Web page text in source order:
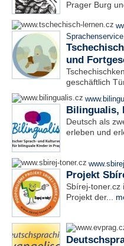
Prager Burg
Sprachenservice
und
geschäftlich
Bilingualis,
Deutsch als
erleben und
Projekt
Sbírej-toner.cz
Projekt der...